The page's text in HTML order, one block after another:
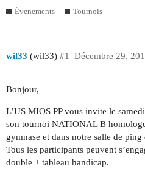
Évènements Tournois
wil33 (wil33) Décembre 29,
#1
Bonjour,
L’US MIOS PP vous invite le
son tournoi NATIONAL B
gymnase et dans notre salle de
Tous les participants peuvent
double + tableau handicap.